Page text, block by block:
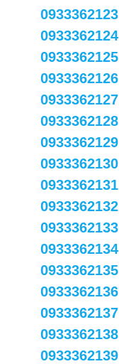
0933362123
0933362124
0933362125
0933362126
0933362127
0933362128
0933362129
0933362130
0933362131
0933362132
0933362133
0933362134
0933362135
0933362136
0933362137
0933362138
0933362139